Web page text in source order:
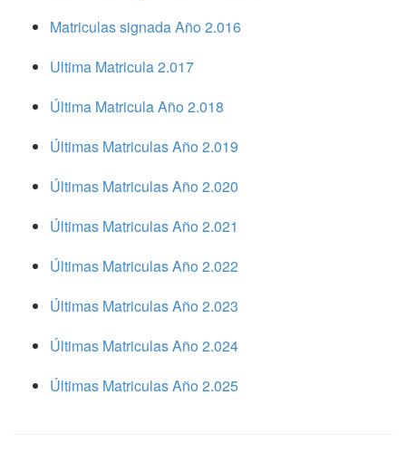
Matriculas signada Año 2.016
Ultima Matricula 2.017
Última Matricula Año 2.018
Últimas Matriculas Año 2.019
Últimas Matriculas Año 2.020
Últimas Matriculas Año 2.021
Últimas Matriculas Año 2.022
Últimas Matriculas Año 2.023
Últimas Matriculas Año 2.024
Últimas Matriculas Año 2.025